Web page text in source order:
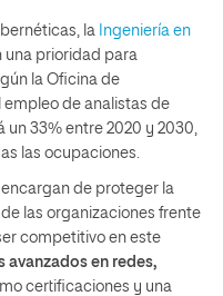
la
Ingeniería en
una prioridad para
la Oficina de
empleo de analistas de
33% entre 2020 y 2030,
las ocupaciones​.
encargan de proteger la
las organizaciones frente
competitivo en este
en redes,
certificaciones y una